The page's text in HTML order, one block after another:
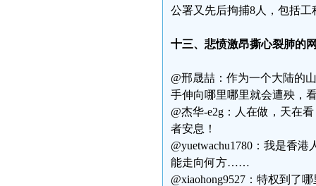
公署又先后拘捕8人，包括
十三、悲愤激昂撕心裂肺的
@邢晟喆：作为一个大陆的
手伸向哪里哪里就会遭殃，
@杰华-e2g：人在做，天在
者安息！
@yuetwachu1780：我是香
能走向何方……
@xiaohong9527：特权到了